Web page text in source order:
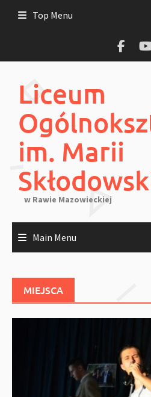
Top Menu
Liceum
im. Marii
w Rawie Mazowieckiej
Main Menu
MIEJSCA